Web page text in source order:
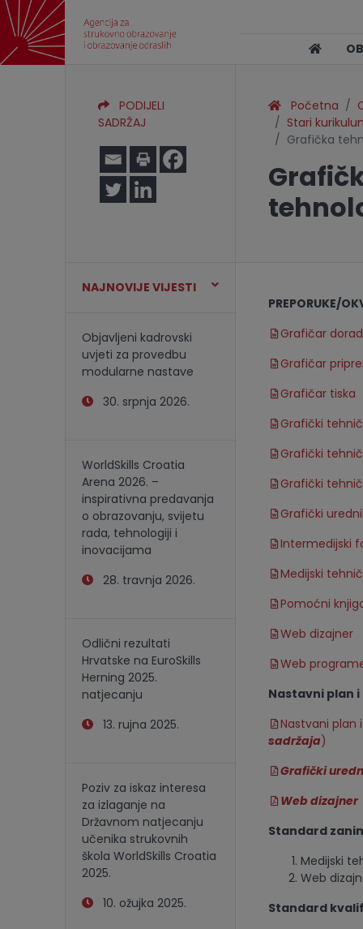
PODIJELI
SADRŽAJ
Početna
Stari
Grafička
NAJNOVIJE VIJESTI
Objavljeni kadrovski
uvjeti za provedbu
modularne nastave
30. srpnja 2026.
WorldSkills Croatia
Arena 2026. –
inspirativna predavanja
o obrazovanju, svijetu
rada, tehnologiji i
inovacijama
28. travnja 2026.
Odlični rezultati
Hrvatske na EuroSkills
Herning 2025.
natjecanju
13. rujna 2025.
Poziv za iskaz interesa
za izlaganje na
Državnom natjecanju
učenika strukovnih
škola WorldSkills Croatia
2025.
10. ožujka 2025.
PREPORUKE/
Grafičar
Grafičar
Grafičar tiska
Grafički
Grafički
Grafički
Grafički
Intermedijski
Medijski
Pomoćni
Web dizajner
Web
Nastavni plan
Nastvani plan
sadržaja)
Grafički
Web dizajner
Standard
Medijski
Web
Standard